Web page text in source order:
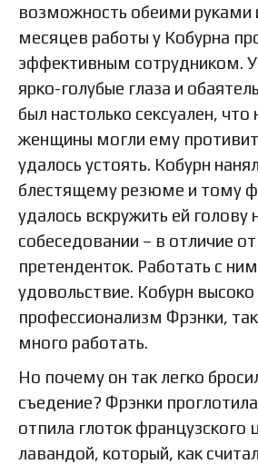
возможность обеими руками
месяцев работы у Кобурна
эффективным сотрудником. У
ярко-голубые глаза и
был настолько сексуален, что
женщины могли ему
удалось устоять. Кобурн
блестящему резюме и тому
удалось вскружить ей голову
собеседовании – в отличие
претенденток. Работать с
удовольствие. Кобурн высоко
профессионализм Фрэнки,
много работать.
Но почему он так легко
съедение? Фрэнки
отпила глоток французского
лавандой, который, как